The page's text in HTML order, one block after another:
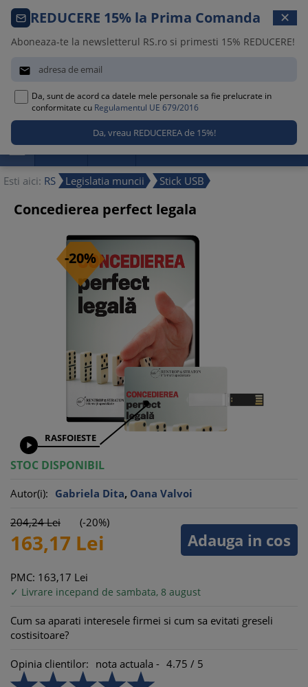
Comanda telefonica · 021 209 45 12

 Promotii Noutati Reduceri
Esti aici: RS Legislatia muncii Stick USB
REDUCERE 15% la Prima Comanda ✕
Aboneaza-te la newsletterul RS.ro si primesti 15% REDUCERE!

Da, sunt de acord ca datele mele personale sa fie prelucrate in
conformitate cu Regulamentul UE 679/2016
Concedierea perfect legala
-20%

RASFOIESTE
STOC DISPONIBIL
Autor(i): Gabriela Dita, Oana Valvoi
Adauga in cos
204,24Lei (-20%)
163,17 Lei
PMC: 163,17 Lei
✓ Livrare incepand de sambata, 8 august
Cum sa aparati interesele firmei si cum sa evitati greseli
costisitoare?
Opinia clientilor: nota actuala - 4.75 / 5